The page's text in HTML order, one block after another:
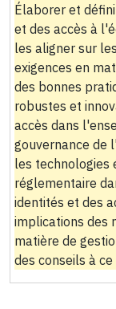
Élaborer et
et des accès à
les aligner sur
exigences en
des bonnes
robustes et
accès dans
gouvernance de
les technologies
réglementaire
identités et des
implications des
matière de
des conseils à ce